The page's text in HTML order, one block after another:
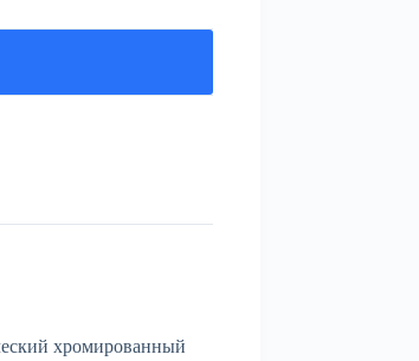
хромированный